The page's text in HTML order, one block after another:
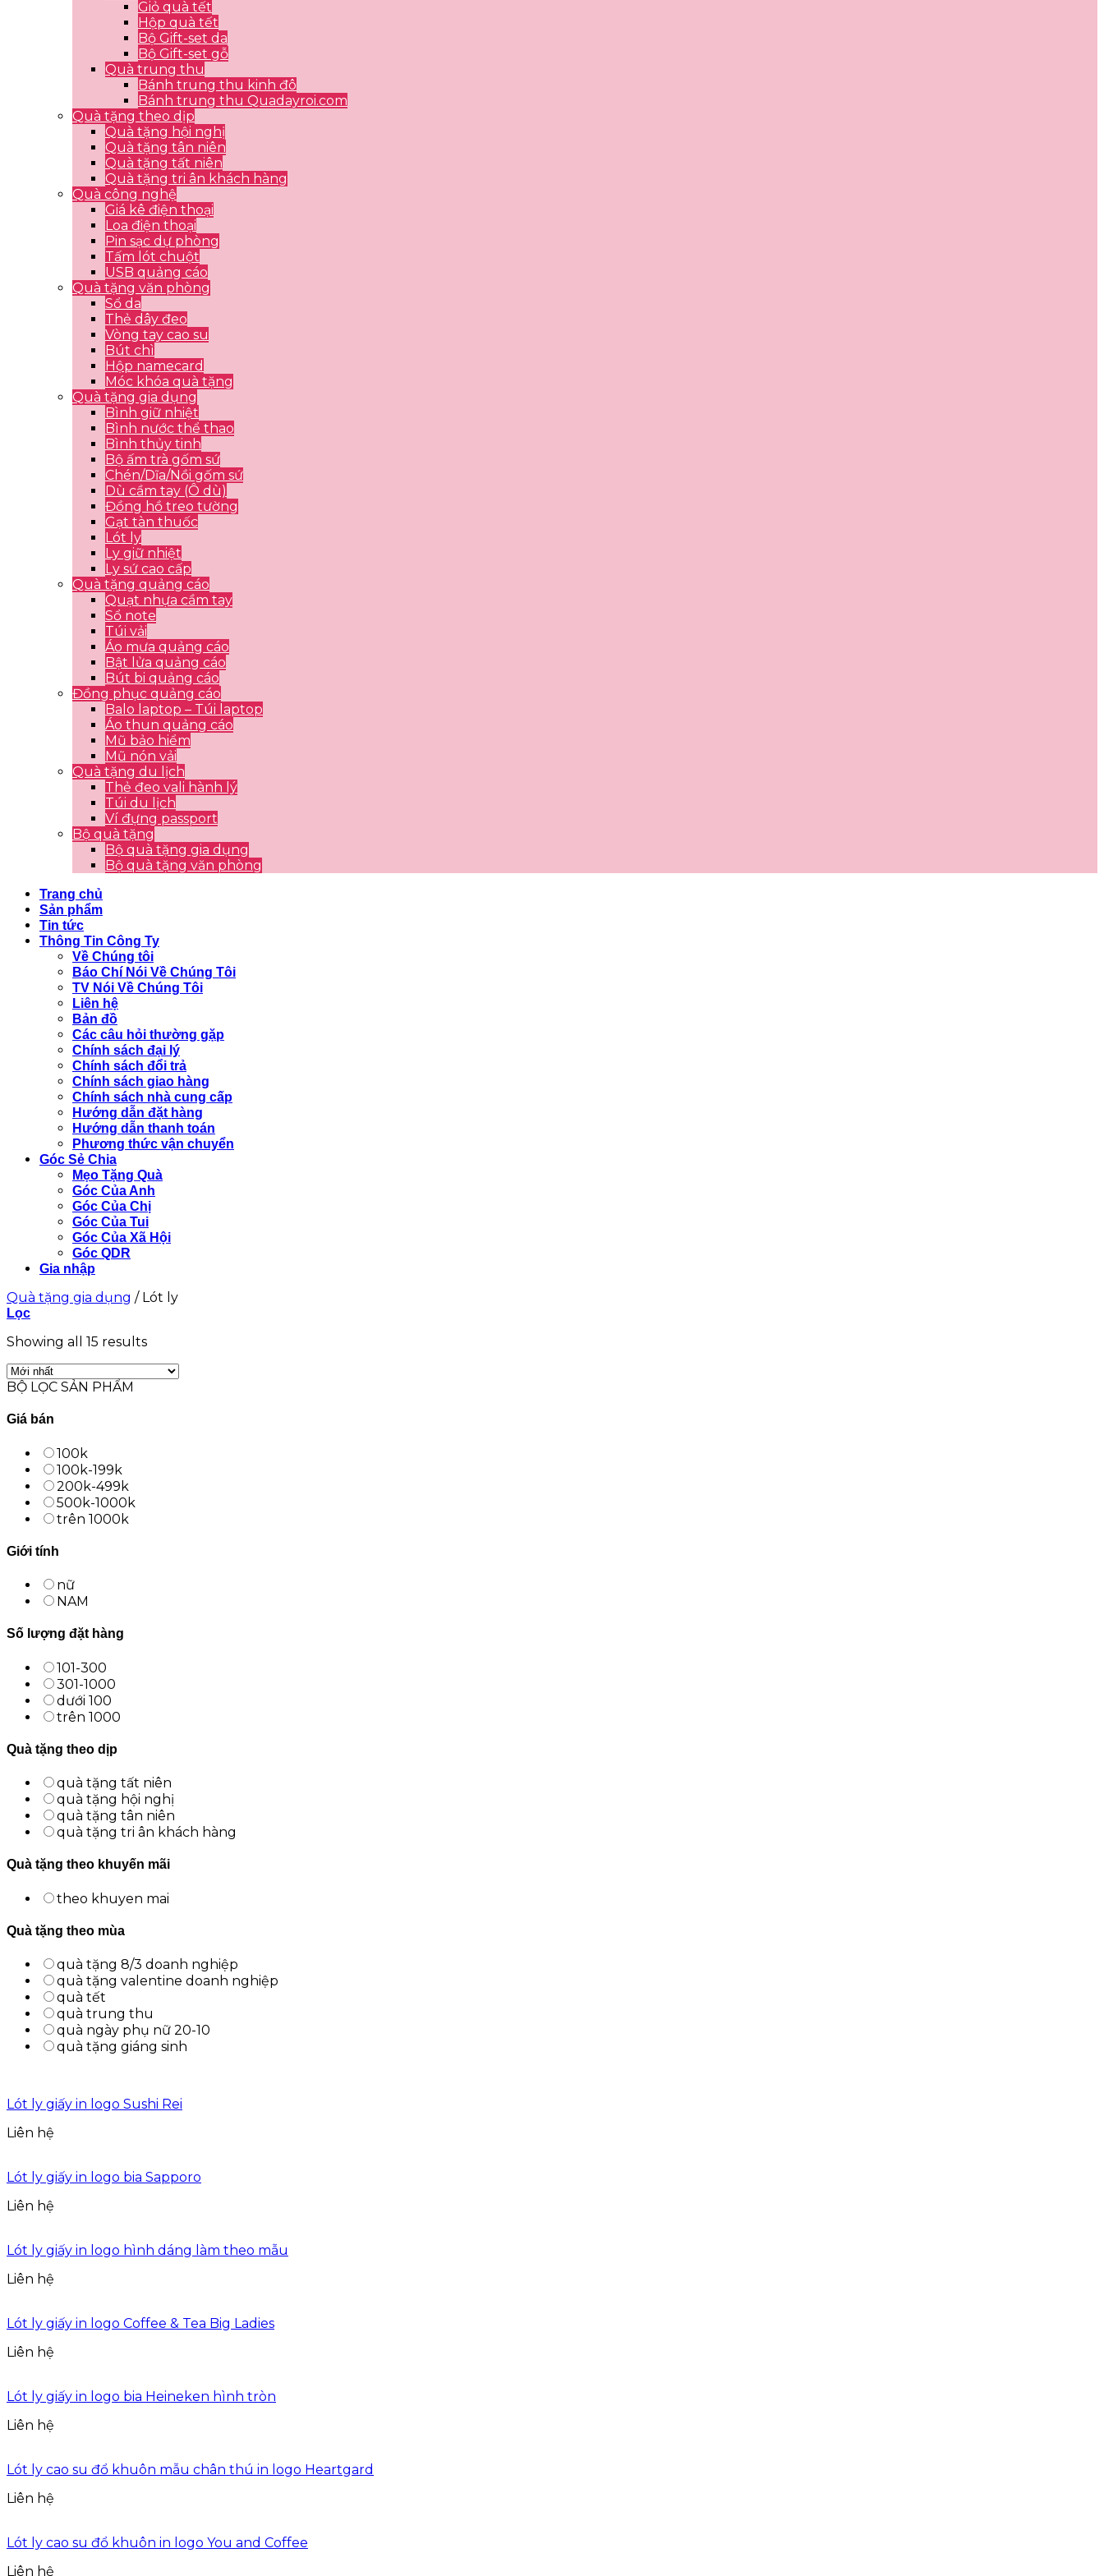
Giỏ quà tết
Hộp quà tết
Bộ Gift-set da
Bộ Gift-set gỗ
Quà trung thu
Bánh trung thu kinh đô
Bánh trung thu Quadayroi.com
Quà tặng theo dịp
Quà tặng hội nghị
Quà tặng tân niên
Quà tặng tất niên
Quà tặng tri ân khách hàng
Quà công nghệ
Giá kê điện thoại
Loa điện thoại
Pin sạc dự phòng
Tấm lót chuột
USB quảng cáo
Quà tặng văn phòng
Sổ da
Thẻ dây đeo
Vòng tay cao su
Bút chì
Hộp namecard
Móc khóa quà tặng
Quà tặng gia dụng
Bình giữ nhiệt
Bình nước thể thao
Bình thủy tinh
Bộ ấm trà gốm sứ
Chén/Dĩa/Nồi gốm sứ
Dù cầm tay (Ô dù)
Đồng hồ treo tường
Gạt tàn thuốc
Lót ly
Ly giữ nhiệt
Ly sứ cao cấp
Quà tặng quảng cáo
Quạt nhựa cầm tay
Sổ note
Túi vải
Áo mưa quảng cáo
Bật lửa quảng cáo
Bút bi quảng cáo
Đồng phục quảng cáo
Balo laptop – Túi laptop
Áo thun quảng cáo
Mũ bảo hiểm
Mũ nón vải
Quà tặng du lịch
Thẻ đeo vali hành lý
Túi du lịch
Ví đựng passport
Bộ quà tặng
Bộ quà tặng gia dụng
Bộ quà tặng văn phòng
Trang chủ
Sản phẩm
Tin tức
Thông Tin Công Ty
Về Chúng tôi
Báo Chí Nói Về Chúng Tôi
TV Nói Về Chúng Tôi
Liên hệ
Bản đồ
Các câu hỏi thường gặp
Chính sách đại lý
Chính sách đổi trả
Chính sách giao hàng
Chính sách nhà cung cấp
Hướng dẫn đặt hàng
Hướng dẫn thanh toán
Phương thức vận chuyển
Góc Sẻ Chia
Mẹo Tặng Quà
Góc Của Anh
Góc Của Chị
Góc Của Tui
Góc Của Xã Hội
Góc QDR
Gia nhập
Quà tặng gia dụng /Lót ly
Lọc
Showing all 15 results
BỘ LỌC SẢN PHẨM
Giá bán
100k
100k-199k
200k-499k
500k-1000k
trên 1000k
Giới tính
nữ
NAM
Số lượng đặt hàng
101-300
301-1000
dưới 100
trên 1000
Quà tặng theo dịp
quà tặng tất niên
quà tặng hội nghị
quà tặng tân niên
quà tặng tri ân khách hàng
Quà tặng theo khuyến mãi
theo khuyen mai
Quà tặng theo mùa
quà tặng 8/3 doanh nghiệp
quà tặng valentine doanh nghiệp
quà tết
quà trung thu
quà ngày phụ nữ 20-10
quà tặng giáng sinh
Lót ly giấy in logo Sushi Rei
Liên hệ
Lót ly giấy in logo bia Sapporo
Liên hệ
Lót ly giấy in logo hình dáng làm theo mẫu
Liên hệ
Lót ly giấy in logo Coffee & Tea Big Ladies
Liên hệ
Lót ly giấy in logo bia Heineken hình tròn
Liên hệ
Lót ly cao su đổ khuôn mẫu chân thú in logo Heartgard
Liên hệ
Lót ly cao su đổ khuôn in logo You and Coffee
Liên hệ